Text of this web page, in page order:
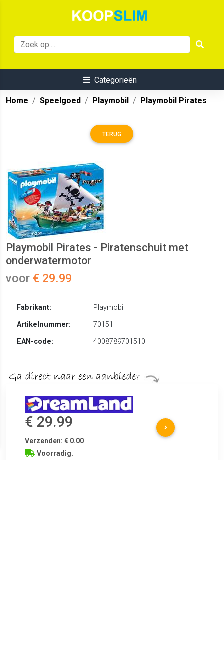
Categorieën
Home Speelgoed Playmobil Playmobil Pirates
TERUG
Playmobil Pirates - Piratenschuit met
onderwatermotor
voor € 29.99
Fabrikant:
Playmobil
Artikelnummer:
70151
EAN-code:
4008789701510
€ 29.99
Verzenden: € 0.00
Voorradig.